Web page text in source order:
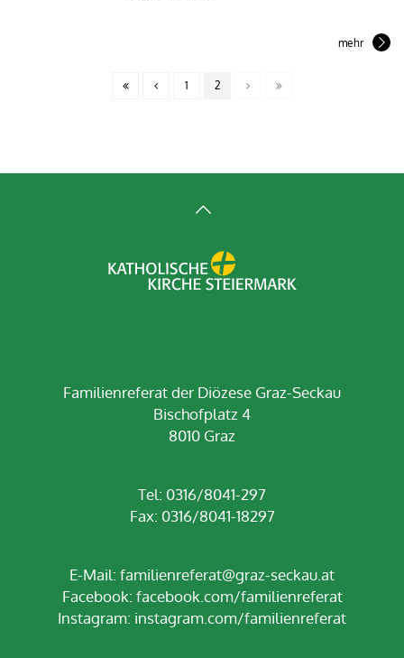
mehr
1 2
Familienreferat der Diözese Graz-Seckau
Bischofplatz 4
8010 Graz
Tel: 0316/8041-297
Fax: 0316/8041-18297
E-Mail: familienreferat@graz-seckau.at
Facebook: facebook.com/familienreferat
Instagram: instagram.com/familienreferat